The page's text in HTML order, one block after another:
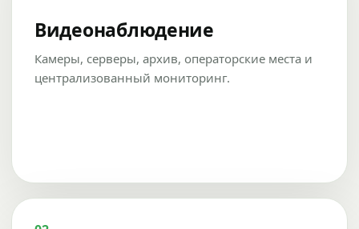
Видеонаблюдение
Камеры, серверы, архив, операторские места и
централизованный мониторинг.